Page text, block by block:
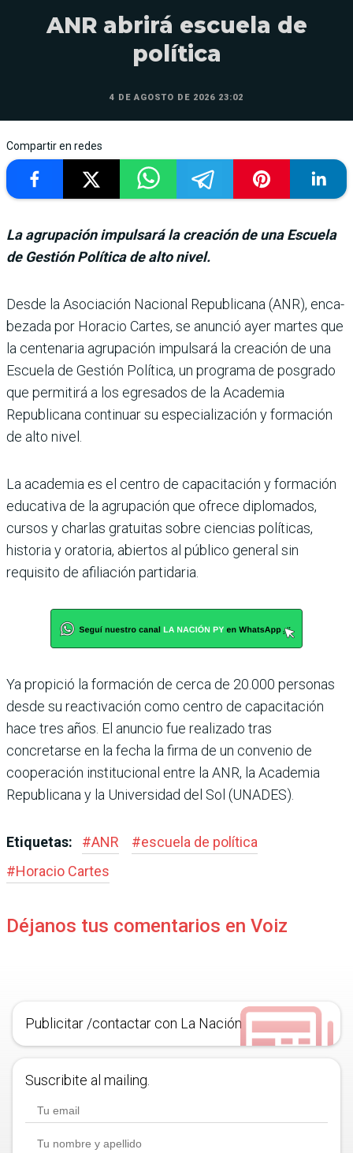
ANR abrirá escuela de
política
4 DE AGOSTO DE 2026 23:02
Compartir en redes
La agrupación impulsará la creación de una Escuela
de Gestión Política de alto nivel.
Desde la Asociación Nacio­nal Republicana (ANR), enca­
bezada por Horacio Cartes, se anunció ayer martes que
la centenaria agrupación impulsará la creación de una
Escuela de Gestión Política, un programa de posgrado
que permitirá a los egresados de la Academia
Republicana conti­nuar su especialización y for­mación
de alto nivel.
La academia es el centro de capacitación y formación
edu­cativa de la agrupación que ofrece diplomados,
cursos y charlas gratuitas sobre cien­cias políticas,
historia y orato­ria, abiertos al público general sin
requisito de afiliación partidaria.
Ya propició la formación de cerca de 20.000 personas
desde su reactivación como centro de capacitación
hace tres años. El anuncio fue rea­lizado tras
concretarse en la fecha la firma de un convenio de
cooperación institucional entre la ANR, la Academia
Republicana y la Universi­dad del Sol (UNADES).
Etiquetas: #ANR #escuela de política
#Horacio Cartes
Déjanos tus comentarios en Voiz
Publicitar /contactar con La Nación
Suscribite al mailing.